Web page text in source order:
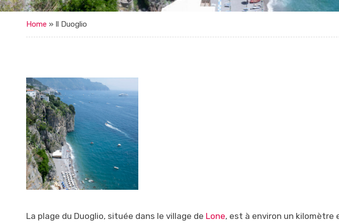
Home » Il Duoglio
La plage du Duoglio, située dans le village de Lone, est à environ un kilomètre